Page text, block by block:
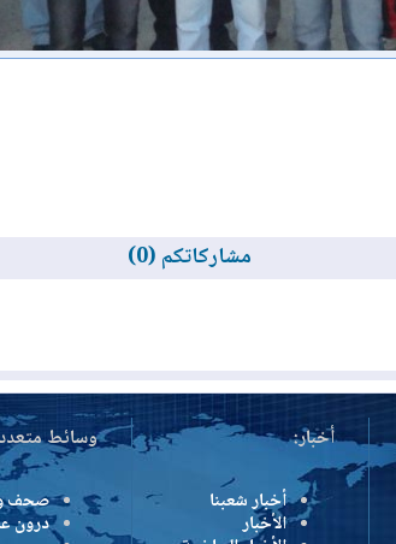
مشاركاتكم (0)
أخبار:
أخبار شعبنا
الأخبار
وسائط
صحف
درون